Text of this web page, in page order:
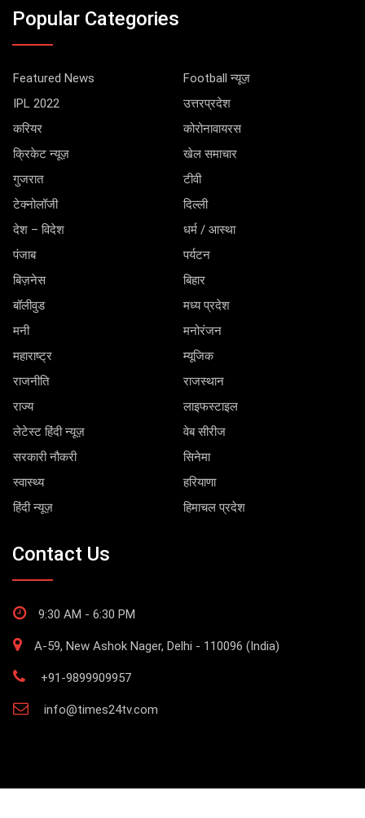
Popular Categories
Featured News
Football न्यूज़
IPL 2022
उत्तरप्रदेश
करियर
कोरोनावायरस
क्रिकेट न्यूज़
खेल समाचार
गुजरात
टीवी
टेक्नोलॉजी
दिल्ली
देश – विदेश
धर्म / आस्था
पंजाब
पर्यटन
बिज़नेस
बिहार
बॉलीवुड
मध्य प्रदेश
मनी
मनोरंजन
महाराष्ट्र
म्यूजिक
राजनीति
राजस्थान
राज्य
लाइफस्टाइल
लेटेस्ट हिंदी न्यूज़
वेब सीरीज
सरकारी नौकरी
सिनेमा
स्वास्थ्य
हरियाणा
हिंदी न्यूज़
हिमाचल प्रदेश
Contact Us
9:30 AM - 6:30 PM
A-59, New Ashok Nager, Delhi - 110096 (India)
+91-9899909957
info@times24tv.com